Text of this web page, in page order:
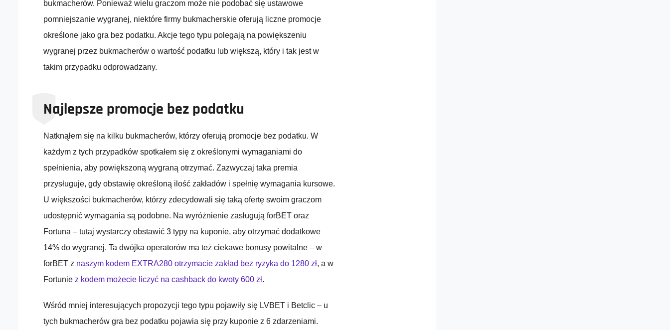
bukmacherów. Ponieważ wielu graczom może nie podobać się ustawowe
pomniejszanie wygranej, niektóre firmy bukmacherskie oferują liczne promocje
określone jako gra bez podatku. Akcje tego typu polegają na powiększeniu
wygranej przez bukmacherów o wartość podatku lub większą, który i tak jest w
takim przypadku odprowadzany.
Najlepsze promocje bez podatku
Natknąłem się na kilku bukmacherów, którzy oferują promocje bez podatku. W
każdym z tych przypadków spotkałem się z określonymi wymaganiami do
spełnienia, aby powiększoną wygraną otrzymać. Zazwyczaj taka premia
przysługuje, gdy obstawię określoną ilość zakładów i spełnię wymagania kursowe.
U większości bukmacherów, którzy zdecydowali się taką ofertę swoim graczom
udostępnić wymagania są podobne. Na wyróżnienie zasługują forBET oraz
Fortuna – tutaj wystarczy obstawić 3 typy na kuponie, aby otrzymać dodatkowe
14% do wygranej. Ta dwójka operatorów ma też ciekawe bonusy powitalne – w
forBET z naszym kodem EXTRA280 otrzymacie zakład bez ryzyka do 1280 zł, a w
Fortunie z kodem możecie liczyć na cashback do kwoty 600 zł.
Wśród mniej interesujących propozycji tego typu pojawiły się LVBET i Betclic – u
tych bukmacherów gra bez podatku pojawia się przy kuponie z 6 zdarzeniami.